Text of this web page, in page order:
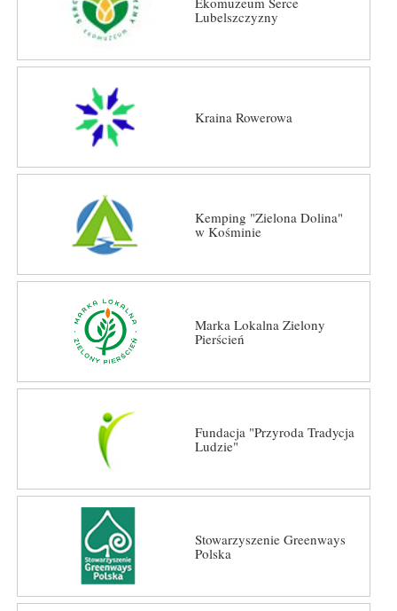
Lubelszczyzny
Kraina Rowerowa
Kemping "Zielona Dolina"
w Kośminie
Marka Lokalna Zielony
Pierścień
Fundacja "Przyroda Tradycja
Ludzie"
Stowarzyszenie Greenways
Polska